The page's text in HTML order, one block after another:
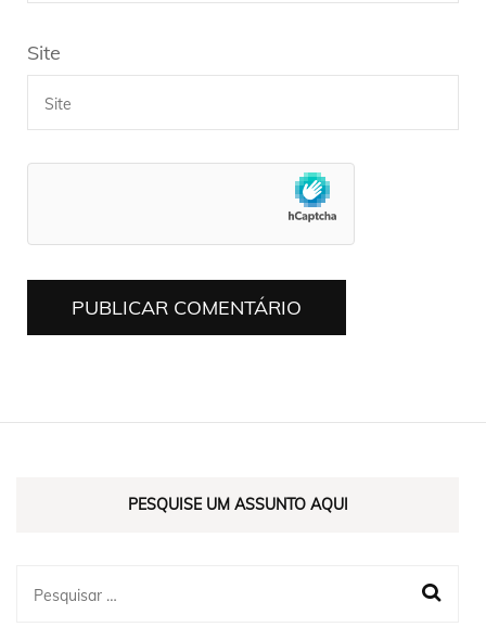
Site
PESQUISE UM ASSUNTO AQUI